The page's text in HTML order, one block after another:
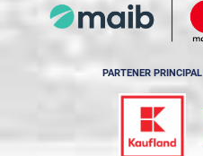
PARTENER PRINCIPAL